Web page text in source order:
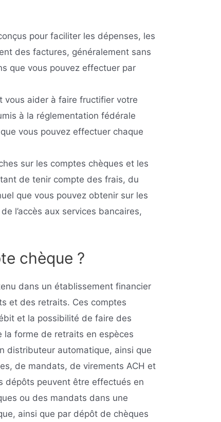
pour faciliter les dépenses, les
des factures, généralement sans
que vous pouvez effectuer par
vous aider à faire fructifier votre
à la réglementation fédérale
vous pouvez effectuer chaque
sur les comptes chèques et les
de tenir compte des frais, du
que vous pouvez obtenir sur les
l’accès aux services bancaires,
chèque ?
dans un établissement financier
et des retraits. Ces comptes
et la possibilité de faire des
la forme de retraits en espèces
distributeur automatique, ainsi que
de mandats, de virements ACH et
dépôts peuvent être effectués en
ou des mandats dans une
ainsi que par dépôt de chèques